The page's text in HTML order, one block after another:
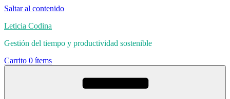
Saltar al contenido
Leticia Codina
Gestión del tiempo y productividad sostenible
Carrito 0 ítems